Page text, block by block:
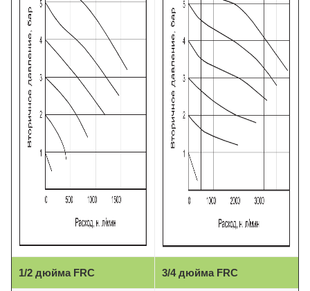
1/2 дюйма FRC 3/4 дюйма FRC